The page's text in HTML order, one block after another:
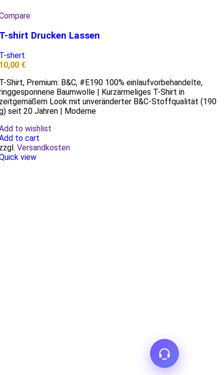
shirt Drucken Lassen
shert
€
Shirt, Premium: B&C, #E190 100% einlaufvorbehandelte,
Baumwolle | Kurzärmeliges T-Shirt in
Look mit unveränderter B&C-Stoffqualität (190
seit 20 Jahren | Moderne
to wishlist
to cart
Versandkosten
view